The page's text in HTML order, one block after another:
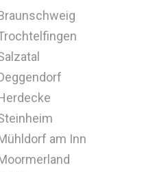
am Inn